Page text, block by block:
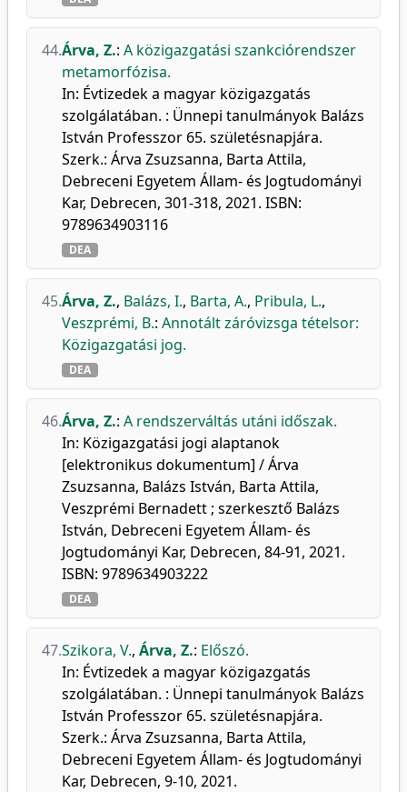
44.Árva, Z.: A közigazgatási szankciórendszer
metamorfózisa.
In: Évtizedek a magyar közigazgatás
szolgálatában. : Ünnepi tanulmányok Balázs
István Professzor 65. születésnapjára.
Szerk.: Árva Zsuzsanna, Barta Attila,
Debreceni Egyetem Állam- és Jogtudományi
Kar, Debrecen, 301-318, 2021. ISBN:
9789634903116
DEA
45.Árva, Z., Balázs, I., Barta, A., Pribula, L.,
Veszprémi, B.: Annotált záróvizsga tételsor:
Közigazgatási jog.
DEA
46.Árva, Z.: A rendszerváltás utáni időszak.
In: Közigazgatási jogi alaptanok
[elektronikus dokumentum] / Árva
Zsuzsanna, Balázs István, Barta Attila,
Veszprémi Bernadett ; szerkesztő Balázs
István, Debreceni Egyetem Állam- és
Jogtudományi Kar, Debrecen, 84-91, 2021.
ISBN: 9789634903222
DEA
47.Szikora, V., Árva, Z.: Előszó.
In: Évtizedek a magyar közigazgatás
szolgálatában. : Ünnepi tanulmányok Balázs
István Professzor 65. születésnapjára.
Szerk.: Árva Zsuzsanna, Barta Attila,
Debreceni Egyetem Állam- és Jogtudományi
Kar, Debrecen, 9-10, 2021.